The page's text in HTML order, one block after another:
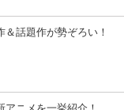
話題作が勢ぞろい！